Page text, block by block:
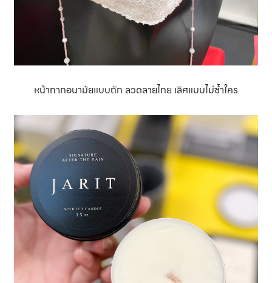
หน้ากากอนามัยแบบถัก ลวดลายไทย เลิศแบบไม่ซํ้าใคร